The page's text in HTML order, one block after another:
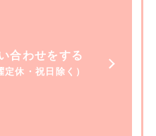
合わせをする
休・祝日除く）